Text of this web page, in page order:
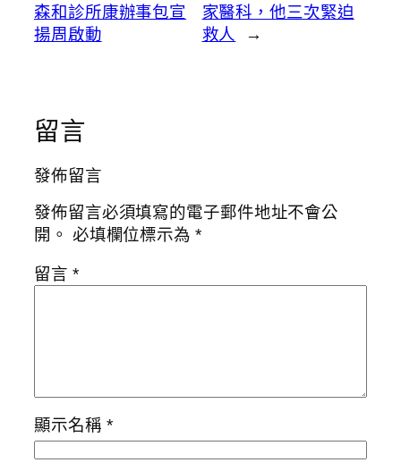
森和診所康辦事包宣
揚周啟動
家醫科，他三次緊迫
救人
→
留言
發佈留言
發佈留言必須填寫的電子郵件地址不會公
開。 必填欄位標示為 *
留言 *
顯示名稱 *